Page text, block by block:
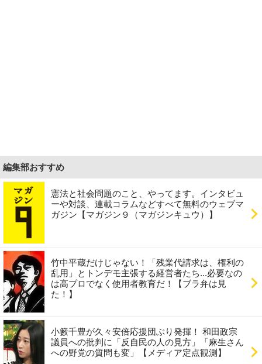
編集部おすすめ
憲法と社会問題のこと、やってます。インタビュ
ーや対談、連載コラムなどすべて無料のウェブマ
ガジン【マガジン９（マガジンキュウ）】
竹中平蔵だけじゃない！「残業代請求は、権利の
乱用」とトンデモ主張する経営者たち...必要なの
は高プロでなく使用者教育だ！【ブラ弁は見
た！】
小籔千豊が久々安倍応援団ぶり発揮！ 和田政宗
議員への批判に「反自民の人の見方」「麻生さん
への野党の質問も変」【メディア定点観測】